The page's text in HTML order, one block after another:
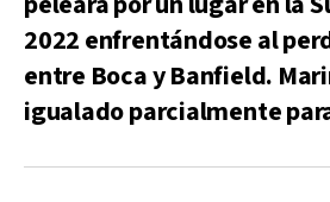
2022 enfrentándose al
entre Boca y Banfield.
igualado parcialmente